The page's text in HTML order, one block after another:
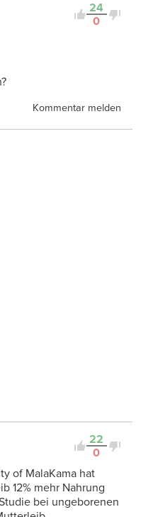
24
0
Kommentar melden
22
0
of MalaKama hat
12% mehr Nahrung
bei ungeborenen